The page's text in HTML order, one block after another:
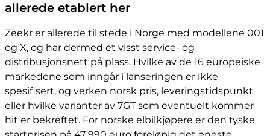
allerede etablert her
Zeekr er allerede til stede i Norge med modellene 001
og X, og har dermed et visst service- og
distribusjonsnett på plass. Hvilke av de 16 europeiske
markedene som inngår i lanseringen er ikke
spesifisert, og verken norsk pris, leveringstidspunkt
eller hvilke varianter av 7GT som eventuelt kommer
hit er bekreftet. For norske elbilkjøpere er den tyske